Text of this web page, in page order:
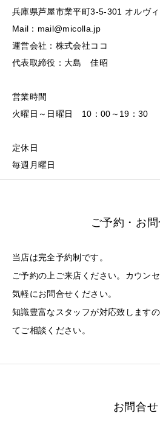
兵庫県芦屋市業平町3-5-301 オルヴ
Mail：mail@micolla.jp
運営会社：株式会社ココ
代表取締役：大島 佳昭
営業時間
火曜日～日曜日 10：00～19：30
定休日
毎週月曜日
ご予約・お
当店は完全予約制です。
ご予約の上ご来店ください。カウン
気軽にお問合せください。
知識豊富なスタッフが対応致します
てご相談ください。
お問合せ